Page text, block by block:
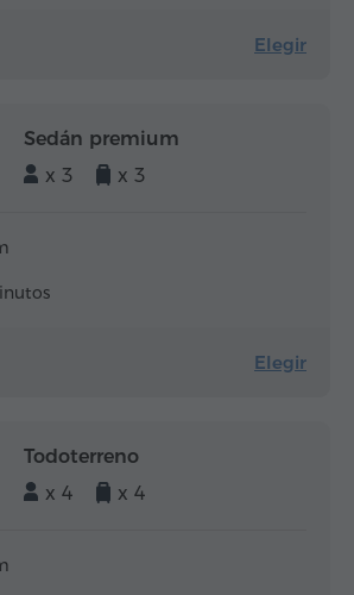
Elegir
Sedán premium
x 3
x 3
Elegir
Todoterreno
x 4
x 4